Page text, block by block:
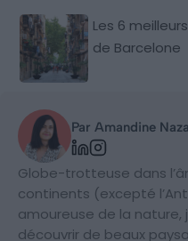
Les 6
de Barcelone
Par Amandine
Globe-trotteuse dans
continents (excepté
amoureuse de la nature,
découvrir de beaux